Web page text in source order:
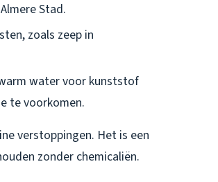
Stad.
zoals zeep in
water voor kunststof
te voorkomen.
verstoppingen. Het is een
zonder chemicaliën.